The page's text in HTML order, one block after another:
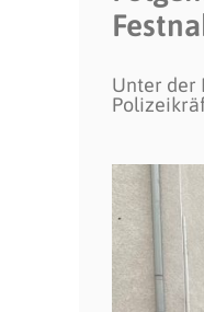
Unter der